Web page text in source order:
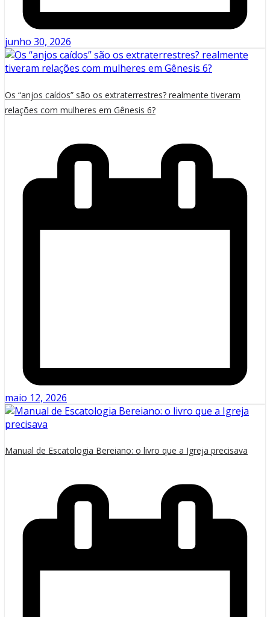
junho 30, 2026
Os “anjos caídos” são os extraterrestres? realmente tiveram
relações com mulheres em Gênesis 6?
maio 12, 2026
Manual de Escatologia Bereiano: o livro que a Igreja precisava